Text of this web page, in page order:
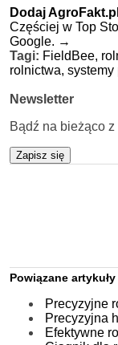
Dodaj
Częściej w Top
Google. →
Tagi: FieldBee,
rolnictwa, systemy
Newsletter
Bądź na bieżąco
Zapisz się
Powiązane artykuły
Precyzyjne
Precyzyjna
Efektywne